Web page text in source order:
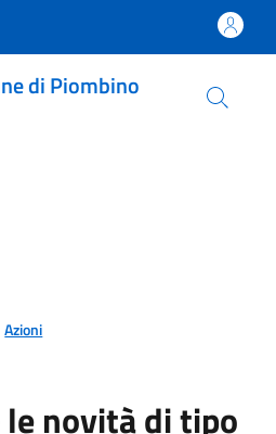
di Piombino
Azioni
novità di tipo